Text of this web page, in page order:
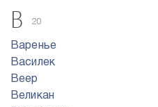
В 20
Варенье
Василек
Веер
Великан